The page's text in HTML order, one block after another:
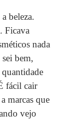
beleza.
Ficava
nada
bem,
quantidade
fácil cair
marcas que
vejo